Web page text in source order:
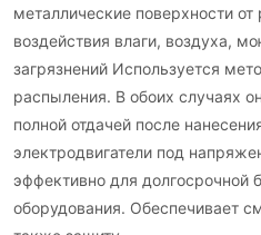
металлические поверхности от
воздействия влаги, воздуха,
загрязнений Используется
распыления. В обоих случаях
полной отдачей после
электродвигатели под
эффективно для долгосрочной
оборудования. Обеспечивает